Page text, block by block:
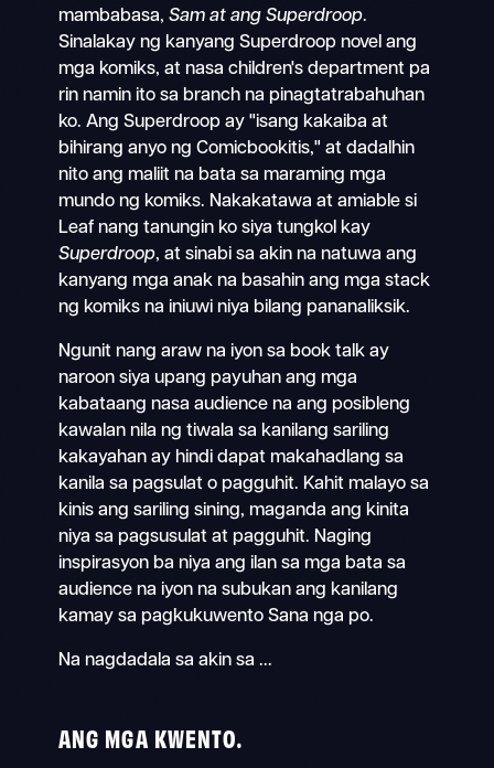
mambabasa, Sam at ang Superdroop.
Sinalakay ng kanyang Superdroop novel ang
mga komiks, at nasa children's department pa
rin namin ito sa branch na pinagtatrabahuhan
ko. Ang Superdroop ay "isang kakaiba at
bihirang anyo ng Comicbookitis," at dadalhin
nito ang maliit na bata sa maraming mga
mundo ng komiks. Nakakatawa at amiable si
Leaf nang tanungin ko siya tungkol kay
Superdroop, at sinabi sa akin na natuwa ang
kanyang mga anak na basahin ang mga stack
ng komiks na iniuwi niya bilang pananaliksik.
Ngunit nang araw na iyon sa book talk ay
naroon siya upang payuhan ang mga
kabataang nasa audience na ang posibleng
kawalan nila ng tiwala sa kanilang sariling
kakayahan ay hindi dapat makahadlang sa
kanila sa pagsulat o pagguhit. Kahit malayo sa
kinis ang sariling sining, maganda ang kinita
niya sa pagsusulat at pagguhit. Naging
inspirasyon ba niya ang ilan sa mga bata sa
audience na iyon na subukan ang kanilang
kamay sa pagkukuwento Sana nga po.
Na nagdadala sa akin sa ...
ANG MGA KWENTO.